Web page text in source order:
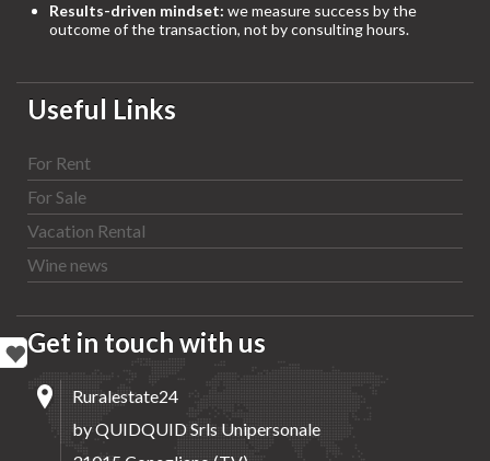
Results-driven mindset: we measure success by the
outcome of the transaction, not by consulting hours.
Useful Links
For Rent
For Sale
Vacation Rental
Wine news
Get in touch with us
Ruralestate24
by QUIDQUID Srls Unipersonale